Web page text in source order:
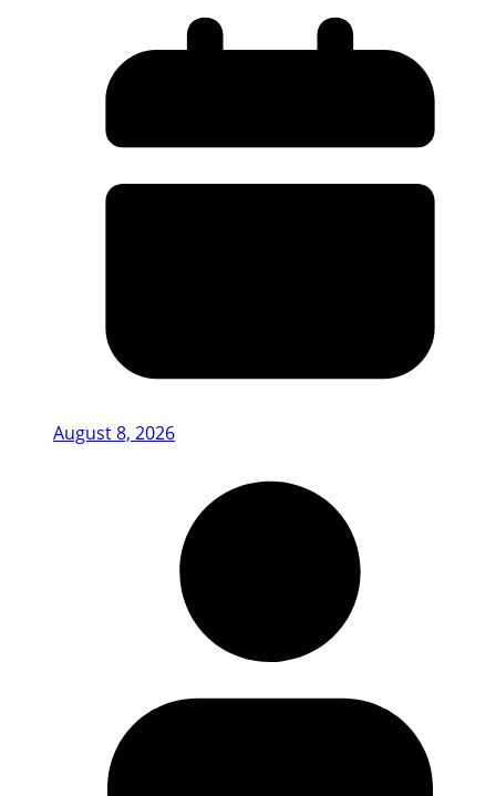
August 8, 2026